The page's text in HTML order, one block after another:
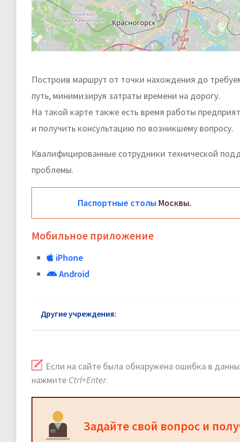
Построив маршрут от точки нахождения до
путь, минимизируя затраты времени на дорогу.
На такой карте также есть время работы
и получить консультацию по возникшему вопросу.
Квалифицированные сотрудники технической
проблемы.
Паспортные столы Москвы.
Мобильное приложение
iPhone
Android
Другие учреждения:
Если на сайте была обнаружена ошибка в
нажмите Ctrl+Enter.
Задайте свой вопрос и